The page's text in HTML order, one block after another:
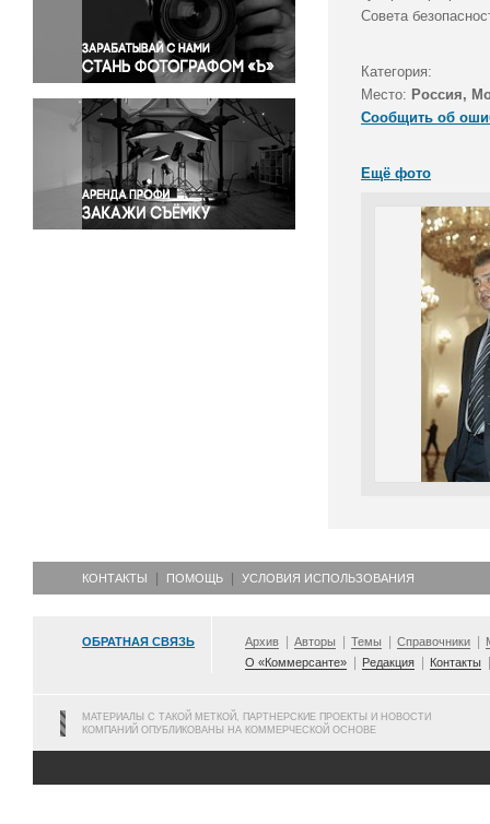
Правосудие
Происшествия и конфликты
Религия
Светская жизнь
Спорт
Экология
Экономика и бизнес
Совета
Категория:
Место: Россия,
Сообщить об
Ещё фото
КОНТАКТЫ ПОМОЩЬ УСЛОВИЯ ИСПОЛЬЗОВАНИЯ
ОБРАТНАЯ СВЯЗЬ Архив Авторы Темы Справочники
О «Коммерсанте»
Редакция Контакты
МАТЕРИАЛЫ С ТАКОЙ МЕТКОЙ, ПАРТНЕРСКИЕ ПРОЕКТЫ И НОВОСТИ
КОМПАНИЙ ОПУБЛИКОВАНЫ НА КОММЕРЧЕСКОЙ ОСНОВЕ